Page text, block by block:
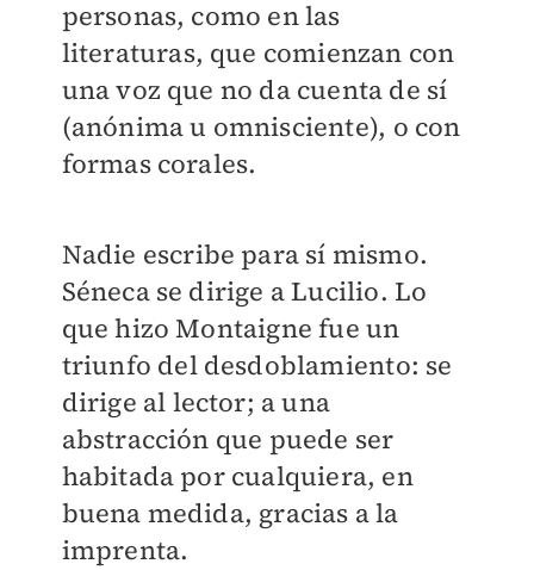
personas, como en las
literaturas, que comienzan con
una voz que no da cuenta de sí
(anónima u omnisciente), o con
formas corales.
Nadie escribe para sí mismo.
Séneca se dirige a Lucilio. Lo
que hizo Montaigne fue un
triunfo del desdoblamiento: se
dirige al lector; a una
abstracción que puede ser
habitada por cualquiera, en
buena medida, gracias a la
imprenta.